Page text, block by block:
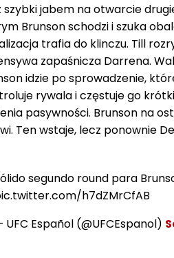
szybki jabem na otwarcie
Brunson schodzi i szuka
trafia do klinczu. Till
zapaśnicza Darrena.
idzie po sprowadzenie,
rywala i częstuje go
pasywności. Brunson na
Ten wstaje, lecz ponownie
segundo round para
h7dZMrCfAB
UFC Español (@UFCEspanol)